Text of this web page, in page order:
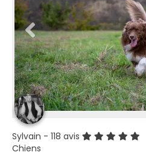
Sylvain - 118 avis
Chiens